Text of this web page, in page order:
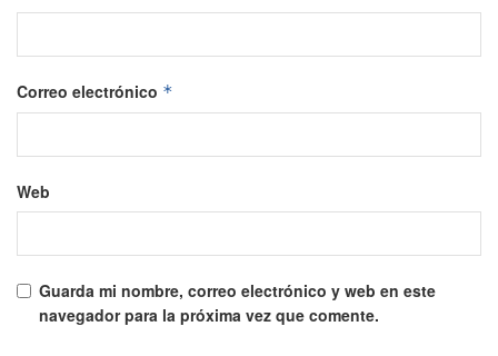
Correo electrónico *
Web
Guarda mi nombre, correo electrónico y web en este
navegador para la próxima vez que comente.